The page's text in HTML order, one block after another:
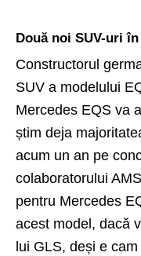
Două noi SUV-uri
Constructorul
SUV a modelului
Mercedes EQS va
știm deja
acum un an pe
colaboratorului
pentru Mercedes
acest model, dacă
lui GLS, deși e